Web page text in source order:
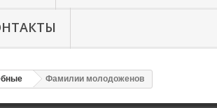
Фамилии молодоженов